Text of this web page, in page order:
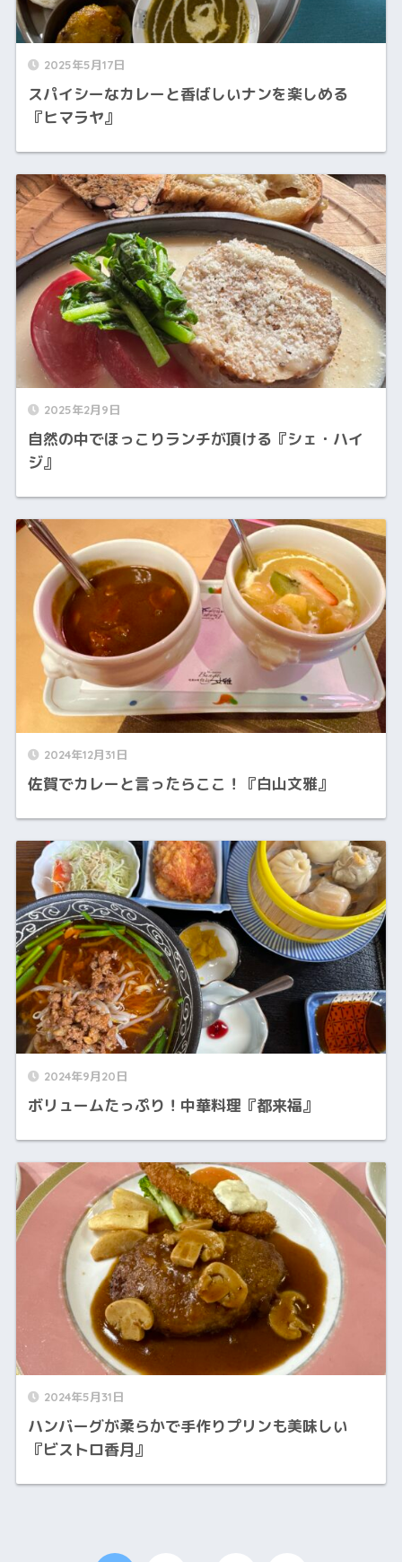
2025年5月17日
スパイシーなカレーと香ばしいナンを楽しめる
『ヒマラヤ』
2025年2月9日
自然の中でほっこりランチが頂ける『シェ・ハイ
ジ』
2024年12月31日
佐賀でカレーと言ったらここ！『白山文雅』
2024年9月20日
ボリュームたっぷり！中華料理『都来福』
2024年5月31日
ハンバーグが柔らかで手作りプリンも美味しい
『ビストロ香月』